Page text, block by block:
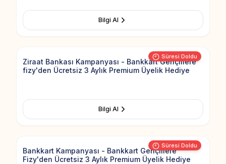
Bilgi Al
Süresi Doldu
Add to
Ziraat Bankası Kampanyası - Bankkart Gençlilere
fizy'den Ücretsiz 3 Aylık Premium Üyelik Hediye
Bilgi Al
Süresi Doldu
Add to
Bankkart Kampanyası - Bankkart Gençlilere
Fizy'den Ücretsiz 3 Aylık Premium Üyelik Hediye